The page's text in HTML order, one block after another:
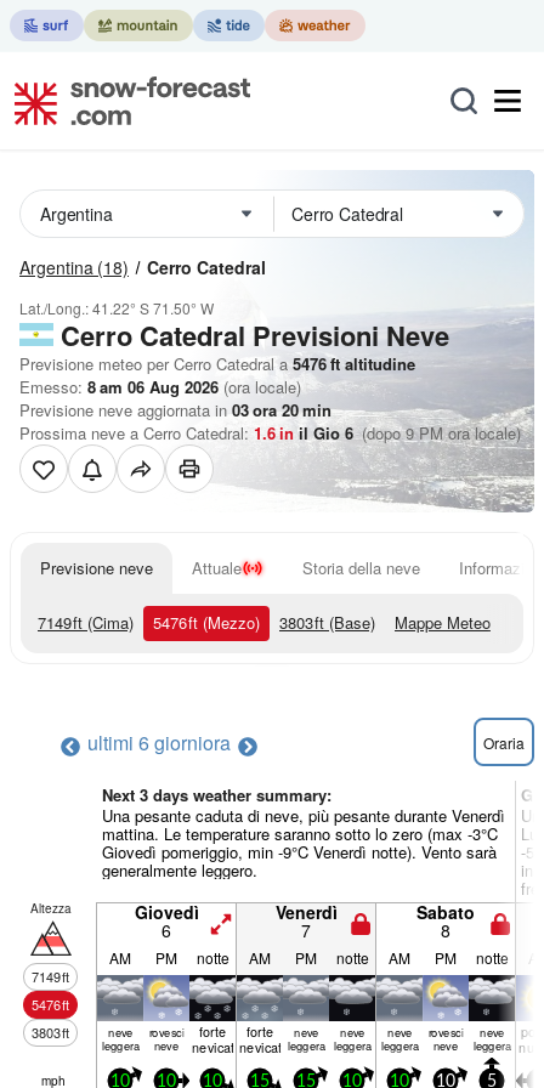
Argentina (18) Cerro Catedral
Lat./Long.:41.22° S71.50° W
Cerro Catedral Previsioni Neve
Previsione meteo per Cerro Catedral a 5476ft altitudine
Emesso: 8 am 06 Aug 2026 (ora locale)
Previsione neve aggiornata in 03ora20min
Prossima neve a Cerro Catedral: 1.6in il Gio 6(dopo 9 PM ora locale)
Previsione neve Attuale Storia della neve
7149ft (Cima) 5476ft (Mezzo) 3803ft (Base) Mappe Meteo
ultimi 6 giorniora Oraria
Next 3 days weather summary:
Una pesante caduta di neve, più pesante durante Venerdì
mattina. Le temperature saranno sotto lo zero (max -3°C
Giovedì pomeriggio, min -9°C Venerdì notte). Vento sarà
generalmente leggero.
-
in
Altezza
7149ft
5476ft
3803ft
Giovedì
6
Venerdì
7
Sabato
8
AM PM notte AM PM notte AM PM notte
neve
leggera
rovesci
neve
forte
nevicata
forte
nevicata
neve
leggera
neve
leggera
neve
leggera
rovesci
neve
neve
leggera
mph 10 10 10 15 15 10 10 10 5